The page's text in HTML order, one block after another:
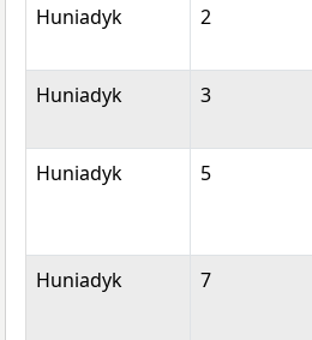
Huniadyk 2
Huniadyk 3
Huniadyk 5
Huniadyk 7